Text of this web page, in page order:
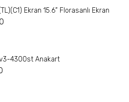
Ekran 15.6” Florasanlı Ekran
4300st Anakart